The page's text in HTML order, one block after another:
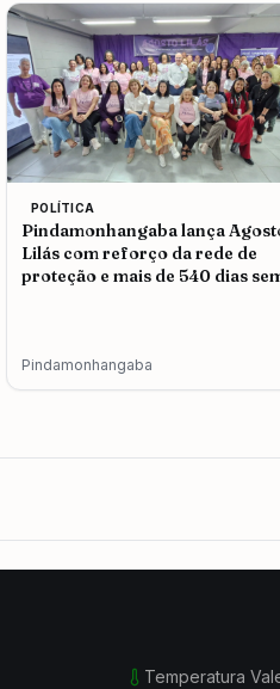
POLÍTICA
Pindamonhangaba lança
Lilás com reforço da rede de
proteção e mais de 540 dias
Pindamonhangaba
Temperatura